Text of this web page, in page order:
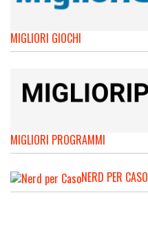
MIGLIORI GIOCHI
MIGLIORI PROGRAMMI
NERD PER CASO